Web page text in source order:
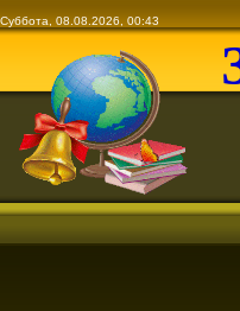
Суббота,